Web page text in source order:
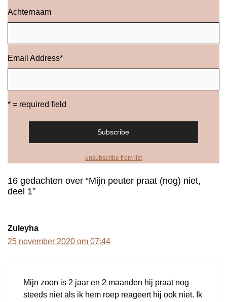
Achternaam
Email Address*
* = required field
unsubscribe from list
16 gedachten over “Mijn peuter praat (nog) niet,
deel 1”
Zuleyha
25 november 2020 om 07:44
Mijn zoon is 2 jaar en 2 maanden hij praat nog
steeds niet als ik hem roep reageert hij ook niet. Ik